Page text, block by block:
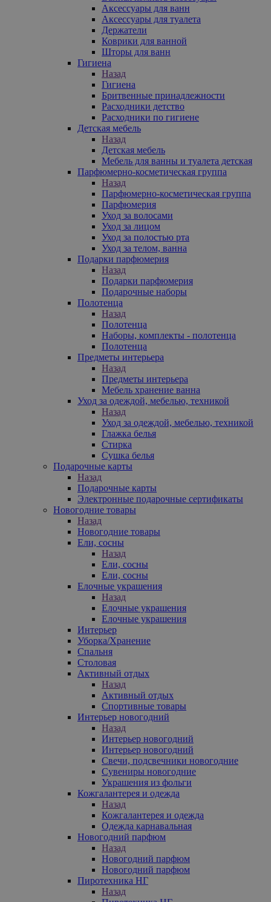
Аксессуары для ванн
Аксессуары для туалета
Держатели
Коврики для ванной
Шторы для ванн
Гигиена
Назад
Гигиена
Бритвенные принадлежности
Расходники детство
Расходники по гигиене
Детская мебель
Назад
Детская мебель
Мебель для ванны и туалета детская
Парфюмерно-косметическая группа
Назад
Парфюмерно-косметическая группа
Парфюмерия
Уход за волосами
Уход за лицом
Уход за полостью рта
Уход за телом, ванна
Подарки парфюмерия
Назад
Подарки парфюмерия
Подарочные наборы
Полотенца
Назад
Полотенца
Наборы, комплекты - полотенца
Полотенца
Предметы интерьера
Назад
Предметы интерьера
Мебель хранение ванна
Уход за одеждой, мебелью, техникой
Назад
Уход за одеждой, мебелью, техникой
Глажка белья
Стирка
Сушка белья
Подарочные карты
Назад
Подарочные карты
Электронные подарочные сертификаты
Новогодние товары
Назад
Новогодние товары
Ели, сосны
Назад
Ели, сосны
Ели, сосны
Елочные украшения
Назад
Елочные украшения
Елочные украшения
Интерьер
Уборка/Хранение
Спальня
Столовая
Активный отдых
Назад
Активный отдых
Спортивные товары
Интерьер новогодний
Назад
Интерьер новогодний
Интерьер новогодний
Свечи, подсвечники новогодние
Сувениры новогодние
Украшения из фольги
Кожгалантерея и одежда
Назад
Кожгалантерея и одежда
Одежда карнавальная
Новогодний парфюм
Назад
Новогодний парфюм
Новогодний парфюм
Пиротехника НГ
Назад